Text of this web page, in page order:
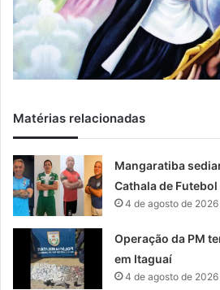
Matérias relacionadas
Mangaratiba
Cathala de Futebol
4 de agosto de 2026
Operação da PM
em Itaguaí
4 de agosto de 2026